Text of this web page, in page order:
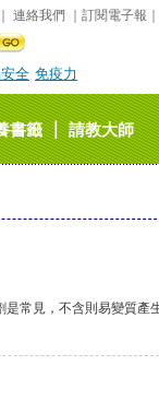
連絡我們 訂閱電子報
全 免疫力
書籤｜請教大師
常見，不含則易變質產